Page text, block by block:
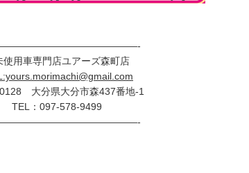
使用車専門店ユアーズ森町店
大分県大分市森437番地-1
TEL：097-578-9499